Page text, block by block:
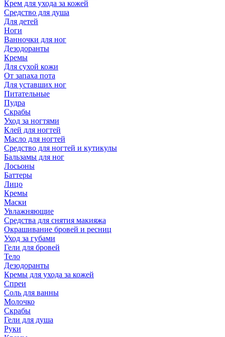
Крем для ухода за кожей
Средство для душа
Для детей
Ноги
Ванночки для ног
Дезодоранты
Кремы
Для сухой кожи
От запаха пота
Для уставших ног
Питательные
Пудра
Скрабы
Уход за ногтями
Клей для ногтей
Масло для ногтей
Средство для ногтей и кутикулы
Бальзамы для ног
Лосьоны
Баттеры
Лицо
Кремы
Маски
Увлажняющие
Средства для снятия макияжа
Окрашивание бровей и ресниц
Уход за губами
Гели для бровей
Тело
Дезодоранты
Кремы для ухода за кожей
Спреи
Соль для ванны
Молочко
Скрабы
Гели для душа
Руки